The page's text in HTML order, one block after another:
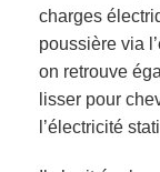
charges
poussière via
on retrouve
lisser pour
l’électricité